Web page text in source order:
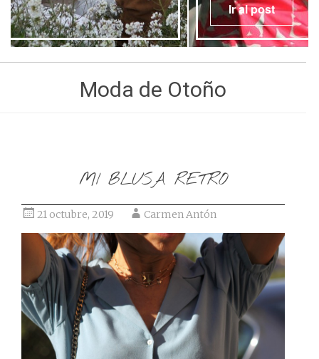
Ir al post
Moda de Otoño
MI BLUSA RETRO
21 octubre, 2019 Carmen Antón